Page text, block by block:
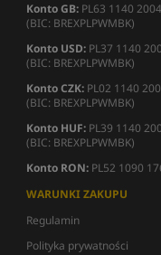
Konto GB: PL63 1140
(BIC: BREXPLPWMBK)
Konto USD: PL37 1140
(BIC: BREXPLPWMBK)
Konto CZK: PL02 1140
(BIC: BREXPLPWMBK)
Konto HUF: PL39 1140
(BIC: BREXPLPWMBK)
Konto RON: PL52 1090
WARUNKI ZAKUPU
Regulamin
Polityka prywatności